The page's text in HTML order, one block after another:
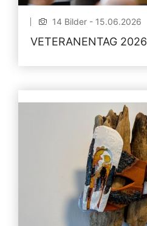
14 Bilder - 15.06.2026
VETERANENTAG 2026